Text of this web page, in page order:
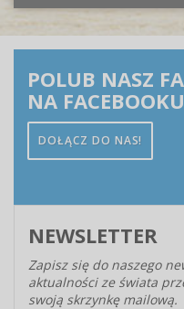
POLUB NASZ
NA FACEBOOKU
DOŁĄCZ DO NAS!
NEWSLETTER
Zapisz się do naszego
aktualności ze świata
swoją skrzynkę mailową.